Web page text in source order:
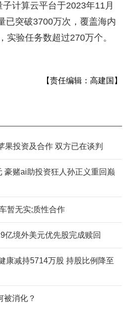
子计算云平台于2023年11月
已突破3700万次，覆盖海内
实验任务数超过270万个。
【责任编辑：高建国】
果投资及合作 双方已在谈判
豪赌ai助投资狂人孙正义重回巅
暂无实;质性合作
亿境外美元优先股完成赎回
康减持5714万股 持股比例降至
消化？